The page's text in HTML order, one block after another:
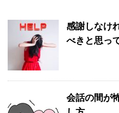
感謝しなけ
べきと思っ
会話の間が